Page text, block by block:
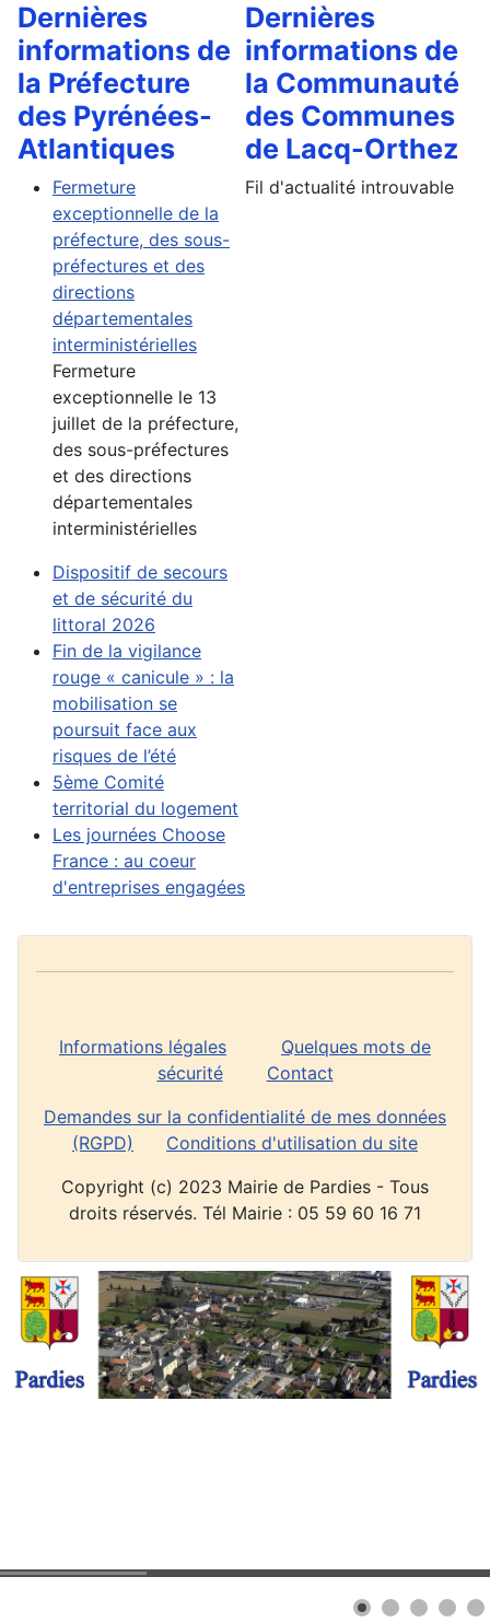
Dernières
informations de
la Préfecture
des Pyrénées-
Atlantiques
Fermeture
exceptionnelle de la
préfecture, des sous-
préfectures et des
directions
départementales
interministérielles
Fermeture
exceptionnelle le 13
juillet de la préfecture,
des sous-préfectures
et des directions
départementales
interministérielles
Dispositif de secours
et de sécurité du
littoral 2026
Fin de la vigilance
rouge « canicule » : la
mobilisation se
poursuit face aux
risques de l’été
5ème Comité
territorial du logement
Les journées Choose
France : au coeur
d'entreprises engagées
Dernières
informations de
la Communauté
des Communes
de Lacq-Orthez
Fil d'actualité introuvable
Informations légales
Quelques mots de
sécurité
Contact
Demandes sur la confidentialité de mes données
(RGPD)
Conditions d'utilisation du site
Copyright (c) 2023 Mairie de Pardies - Tous
droits réservés. Tél Mairie : 05 59 60 16 71